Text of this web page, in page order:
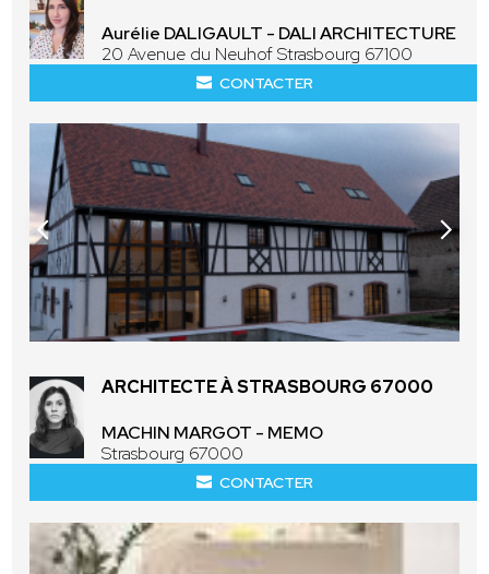
Aurélie DALIGAULT - DALI ARCHITECTURE
20 Avenue du Neuhof Strasbourg 67100
CONTACTER
ARCHITECTE À STRASBOURG 67000
MACHIN MARGOT - MEMO
Strasbourg 67000
CONTACTER